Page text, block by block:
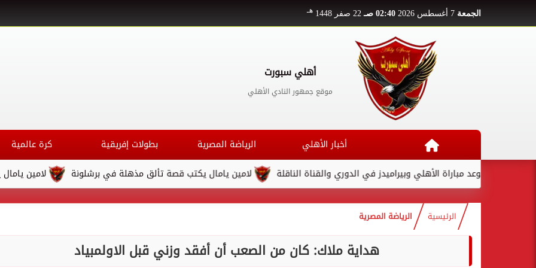
الجمعة 02:40 صـ 22 صفر 1448 هـ
أهلي سبورت
موقع جمهور النادي الأهلي
أخبار الأهلي الرياضة المصرية بطولات إفريقية
كرة عالمية
لامين يامال يكتب
لامين يامال يكتب قصة تألق مذهلة في برشلونة موعد مباراة الأهلي وبيراميدز في الدوري والقناة الناقلة
الرئيسية الرياضة المصرية
هداية ملاك: كان من الصعب أن أفقد وزني قبل الاولمبياد